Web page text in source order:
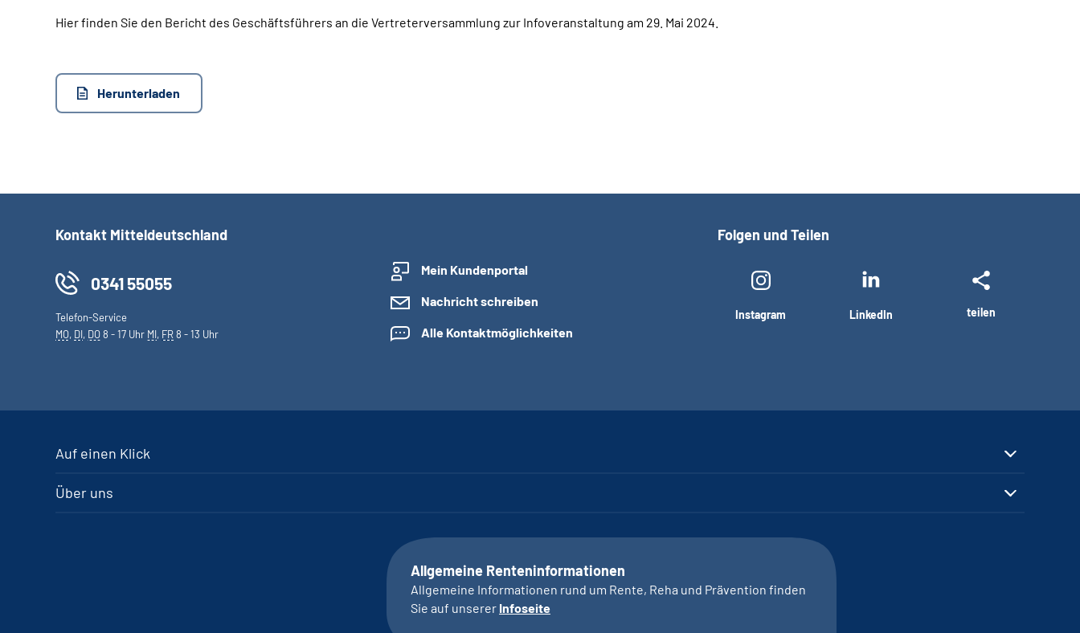
Hier finden Sie den Bericht des Geschäftsführers an die Vertreterversammlung zur Infoveranstaltung am 29. Mai 2024.
Herunterladen
Kontakt Mitteldeutschland
0341 55055
Telefon-Service
MO, DI, DO8 - 17 Uhr MI, FR8 - 13 Uhr
Mein Kundenportal
Nachricht schreiben
Alle Kontaktmöglichkeiten
Folgen und Teilen
Instagram LinkedIn teilen
Auf einen Klick
Über uns
Allgemeine Renteninformationen
Allgemeine Informationen rund um Rente, Reha und Prävention finden
Sie auf unserer Infoseite